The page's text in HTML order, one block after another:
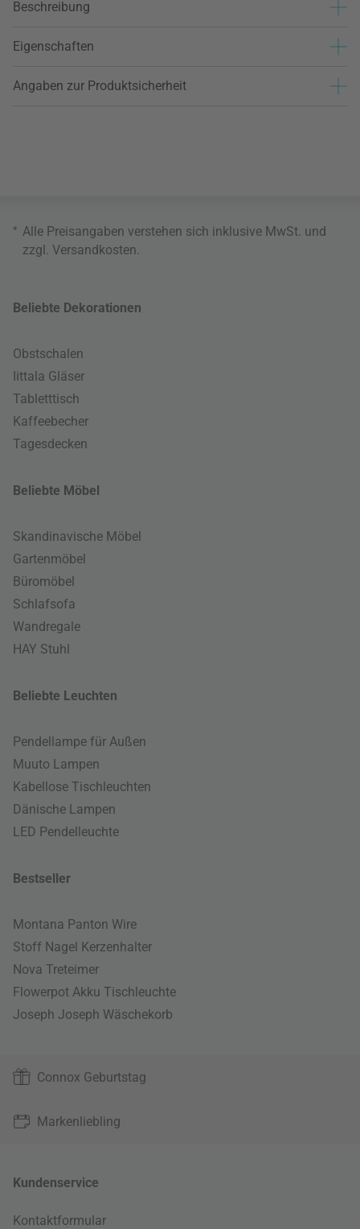
Beschreibung
Eigenschaften
Angaben zur Produktsicherheit
* Alle Preisangaben verstehen sich inklusive MwSt. und
zzgl. Versandkosten
Beliebte Dekorationen
Obstschalen
Iittala Gläser
Tabletttisch
Kaffeebecher
Tagesdecken
Beliebte Möbel
Skandinavische Möbel
Gartenmöbel
Büromöbel
Schlafsofa
Wandregale
HAY Stuhl
Beliebte Leuchten
Pendellampe für Außen
Muuto Lampen
Kabellose Tischleuchten
Dänische Lampen
LED Pendelleuchte
Bestseller
Montana Panton Wire
Stoff Nagel Kerzenhalter
Nova Treteimer
Flowerpot Akku Tischleuchte
Joseph Joseph Wäschekorb
Connox Geburtstag
Markenliebling
Kundenservice
Kontaktformular